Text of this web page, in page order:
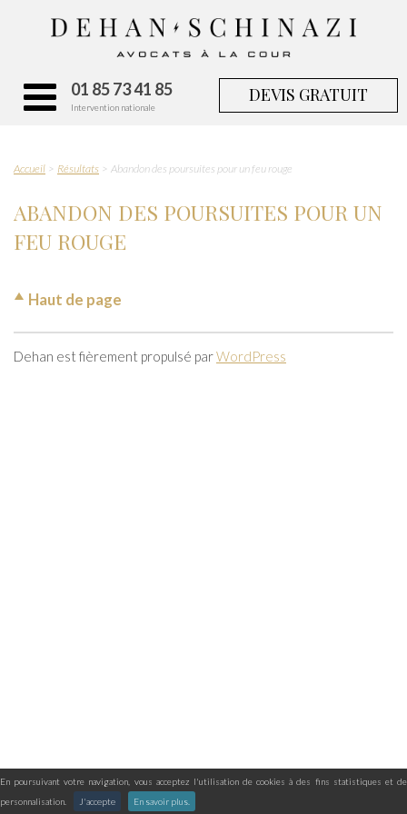
En poursuivant votre navigation, vous acceptez l'utilisation de cookies à des fins statistiques et de
personnalisation.
J'accepte En savoir plus.
01 85 73 41 85
Intervention nationale
DEVIS GRATUIT
Accueil Résultats Abandon des poursuites pour un feu rouge
ABANDON DES POURSUITES POUR UN
FEU ROUGE
Haut de page
Dehan est fièrement propulsé parWordPress